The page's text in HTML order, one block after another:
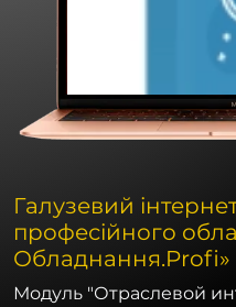
Галузевий
професійного
Обладнання.Profi»
Модуль "Отраслевой